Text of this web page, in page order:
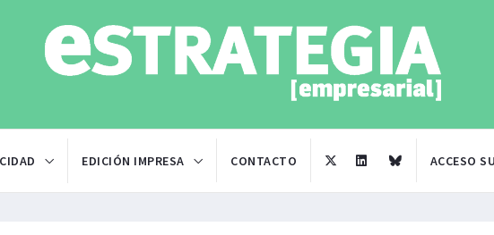
EDICIÓN IMPRESA CONTACTO ACCESO